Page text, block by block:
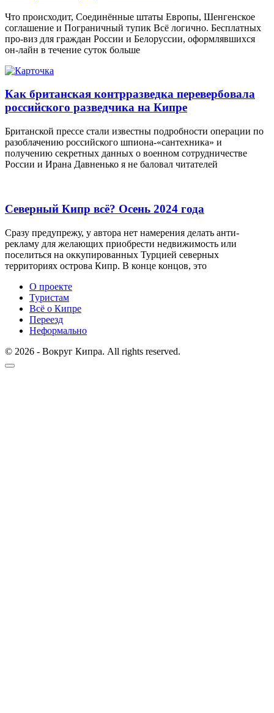
Что происходит, Соединённые штаты Европы, Шенгенское
соглашение и Пограничный тупик Всё логично. Бесплатных
про-виз для граждан России и Белоруссии, оформлявшихся
он-лайн в течение суток больше
Как британская контрразведка перевербовала
российского разведчика на Кипре
Британской прессе стали известны подробности операции по
разоблачению российского шпиона-«сантехника» и
получению секретных данных о военном сотрудничестве
России и Ирана Давненько я не баловал читателей
Северный Кипр всё? Осень 2024 года
Сразу предупрежу, у автора нет намерения делать анти-
рекламу для желающих приобрести недвижимость или
поселиться на оккупированных Турцией северных
территориях острова Кипр. В конце концов, это
О проекте
Туристам
Всё о Кипре
Переезд
Неформально
© 2026 - Вокруг Кипра. All rights reserved.